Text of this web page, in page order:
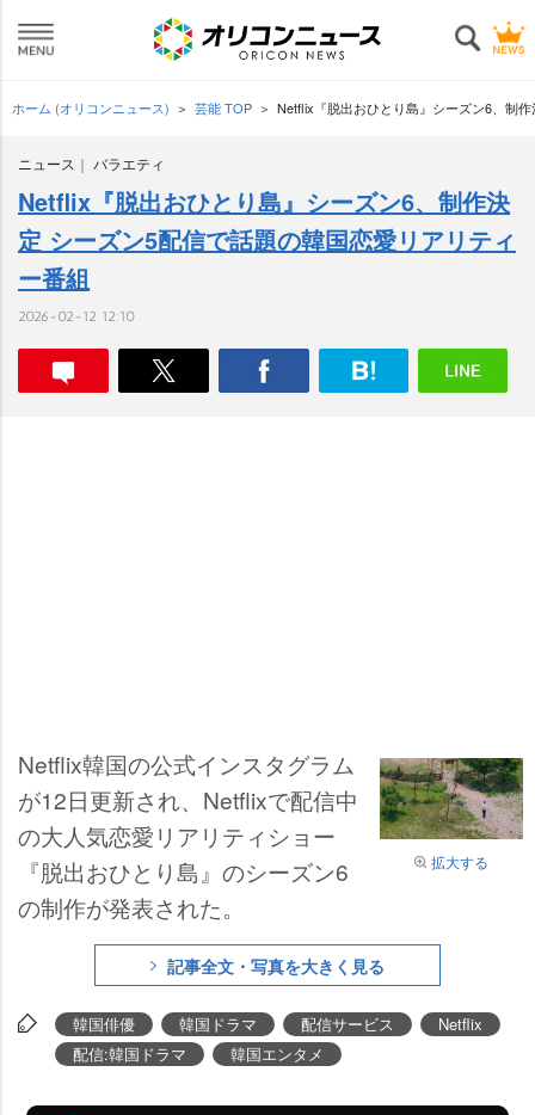
ホーム (オリコンニュース) 芸能 TOP Netflix『脱出おひとり島』シーズン6、制
ニュース バラエティ
Netflix『脱出おひとり島』シーズン6、制作決
定 シーズン5配信で話題の韓国恋愛リアリティ
ー番組
2026-02-12 12:10
拡大する
Netflix韓国の公式インスタグラム
が12日更新され、Netflixで配信中
の大人気恋愛リアリティショー
『脱出おひとり島』のシーズン6
の制作が発表された。
記事全文・写真を大きく見る
韓国俳優 韓国ドラマ 配信サービス
Netflix
配信:韓国ドラマ
韓国エンタメ